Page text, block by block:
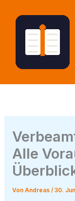
Inhalt
springen
Alle
VonAndreas/30.